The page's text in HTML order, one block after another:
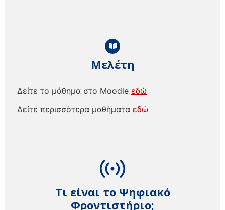
Τι είναι το Ψηφιακό
Φροντιστήριο;
Μελέτη
Δείτε το μάθημα στο Moodle εδώ
Δείτε περισσότερα μαθήματα εδώ